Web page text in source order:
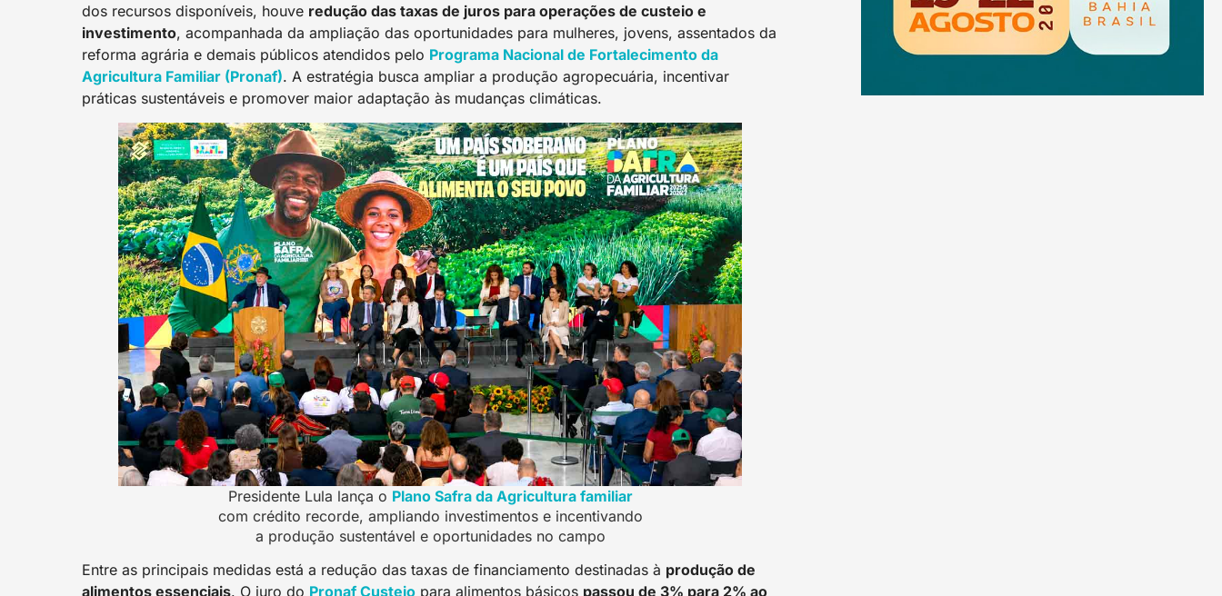
dos recursos disponíveis, houve redução das taxas de juros para operações de custeio e
investimento, acompanhada da ampliação das oportunidades para mulheres, jovens, assentados da
reforma agrária e demais públicos atendidos pelo Programa Nacional de Fortalecimento da
Agricultura Familiar (Pronaf). A estratégia busca ampliar a produção agropecuária, incentivar
práticas sustentáveis e promover maior adaptação às mudanças climáticas.
Presidente Lula lança o Plano Safra da Agricultura familiar
com crédito recorde, ampliando investimentos e incentivando
a produção sustentável e oportunidades no campo
Entre as principais medidas está a redução das taxas de financiamento destinadas à produção de
alimentos essenciais. O juro do Pronaf Custeio para alimentos básicos passou de 3% para 2% ao